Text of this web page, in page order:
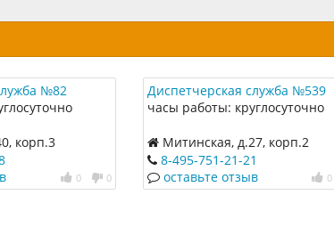
№82
корп.3
0 0
Диспетчерская служба №539
часы работы: круглосуточно
Митинская, д.27, корп.2
8-495-751-21-21
0
оставьте отзыв